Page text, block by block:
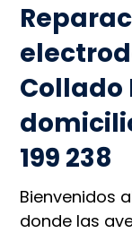
Collado
199 238
Bienvenidos
donde las